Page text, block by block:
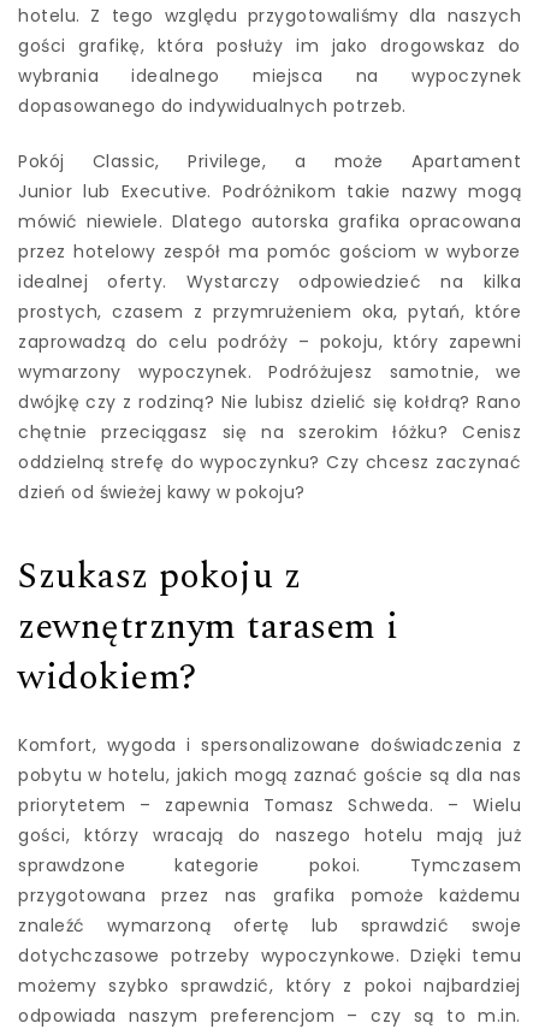
hotelu. Z tego względu przygotowaliśmy dla naszych
gości grafikę, która posłuży im jako drogowskaz do
wybrania idealnego miejsca na wypoczynek
dopasowanego do indywidualnych potrzeb.
Pokój Classic, Privilege, a może Apartament
Junior lub Executive. Podróżnikom takie nazwy mogą
mówić niewiele. Dlatego autorska grafika opracowana
przez hotelowy zespół ma pomóc gościom w wyborze
idealnej oferty. Wystarczy odpowiedzieć na kilka
prostych, czasem z przymrużeniem oka, pytań, które
zaprowadzą do celu podróży – pokoju, który zapewni
wymarzony wypoczynek. Podróżujesz samotnie, we
dwójkę czy z rodziną? Nie lubisz dzielić się kołdrą? Rano
chętnie przeciągasz się na szerokim łóżku? Cenisz
oddzielną strefę do wypoczynku? Czy chcesz zaczynać
dzień od świeżej kawy w pokoju?
Szukasz pokoju z
zewnętrznym tarasem i
widokiem?
Komfort, wygoda i spersonalizowane doświadczenia z
pobytu w hotelu, jakich mogą zaznać goście są dla nas
priorytetem – zapewnia Tomasz Schweda. – Wielu
gości, którzy wracają do naszego hotelu mają już
sprawdzone kategorie pokoi. Tymczasem
przygotowana przez nas grafika pomoże każdemu
znaleźć wymarzoną ofertę lub sprawdzić swoje
dotychczasowe potrzeby wypoczynkowe. Dzięki temu
możemy szybko sprawdzić, który z pokoi najbardziej
odpowiada naszym preferencjom – czy są to m.in.